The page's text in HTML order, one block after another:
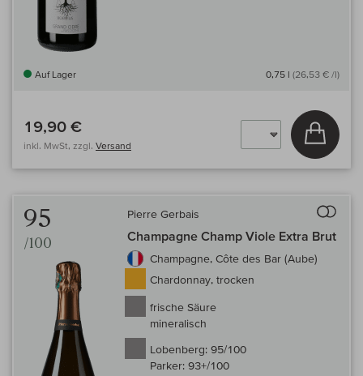
Auf Lager 0,75 l (26,53 € /l)
19,90 €
inkl. MwSt, zzgl. Versand
In
95
/100
Pierre Gerbais
Champagne Champ Viole Extra Brut
Champagne, Côte des Bar (Aube)
Chardonnay, trocken
frische Säure
mineralisch
Lobenberg: 95/100
Parker: 93+/100